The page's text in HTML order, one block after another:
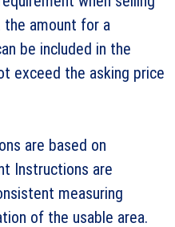
the amount for a
be included in the
exceed the asking price
are based on
Instructions are
measuring
of the usable area.